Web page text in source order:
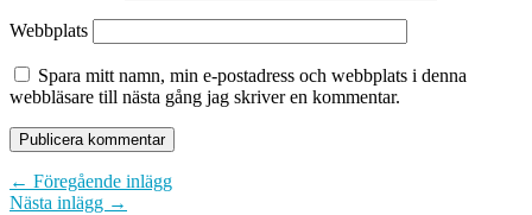
Webbplats
Spara mitt namn, min e-postadress och webbplats i denna
webbläsare till nästa gång jag skriver en kommentar.
← Föregående inlägg
Nästa inlägg →